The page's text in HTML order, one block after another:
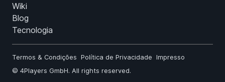
Wiki
Blog
Tecnologia
© 4Players GmbH. All rights reserved.
Termos & Condições Política de Privacidade Impresso